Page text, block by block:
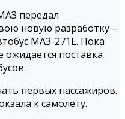
передал
новую разработку –
МАЗ-271Е. Пока
ожидается поставка
первых пассажиров.
к самолету.